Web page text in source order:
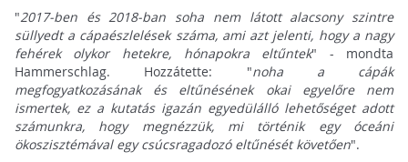
"2017-ben és 2018-ban soha nem látott alacsony szintre
süllyedt a cápaészlelések száma, ami azt jelenti, hogy a nagy
fehérek olykor hetekre, hónapokra eltűntek" - mondta
Hammerschlag. Hozzátette: "noha a cápák
megfogyatkozásának és eltűnésének okai egyelőre nem
ismertek, ez a kutatás igazán egyedülálló lehetőséget adott
számunkra, hogy megnézzük, mi történik egy óceáni
ökoszisztémával egy csúcsragadozó eltűnését követően".